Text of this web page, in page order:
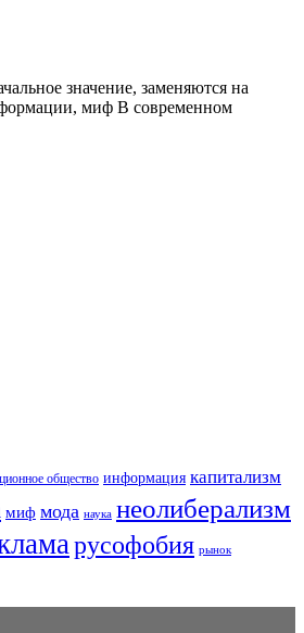
значение, заменяются на
миф В современном
общество информация капитализм
миф мода наука неолиберализм
русофобия рынок